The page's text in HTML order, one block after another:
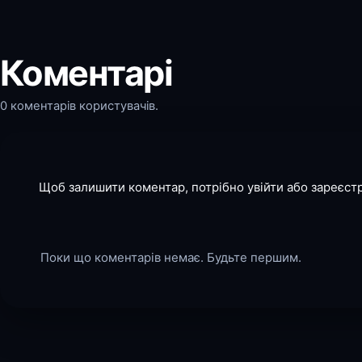
Коментарі
0 коментарів користувачів.
Щоб залишити коментар, потрібно увійти або
Поки що коментарів немає. Будьте першим.